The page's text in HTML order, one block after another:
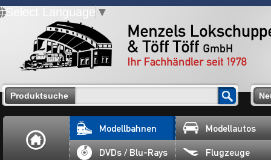
Select Language ▼
Produktsuche
Modellbahnen Modellautos
DVDs / Blu-Rays Flugzeuge